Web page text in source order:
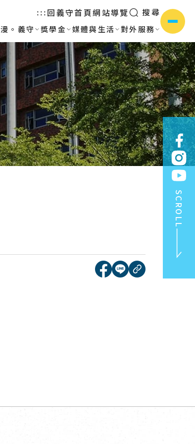
::: 回義守首頁網站導覽 搜尋
漫。義守 獎學金 媒體與生活 對外服務
側選單
SCROLL
[另開新視窗]分享到
[另開新視窗]分享
複製連結